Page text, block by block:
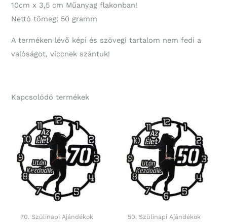
10cm x 3,5 cm Műanyag flakonban!
Nettó tömeg: 50 gramm
A terméken lévő képi és szövegi tartalom nem fedi a
valóságot, viccnek szántuk!
Kapcsolódó termékek
70. Szülinapi Ajándékok 50. Szülinapi Ajándékok